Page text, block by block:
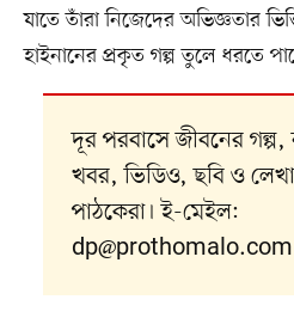
যাতে তাঁরা নিজেদের অভিজ্ঞতার
হাইনানের প্রকৃত গল্প তুলে ধরতে
দূর পরবাসে জীবনের
খবর, ভিডিও, ছবি ও
পাঠকেরা। ই-মেইল:
dp@prothomalo.com